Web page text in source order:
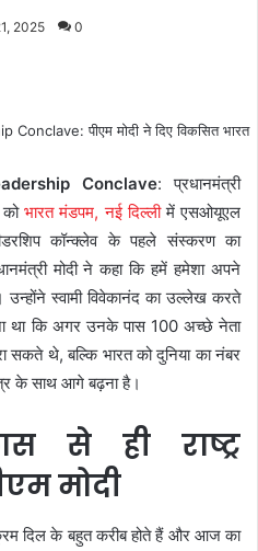
2025 0
Conclave: प्रधानमंत्री
कोभारत मंडपम, नई दिल्लीमें एसओयूएल
कॉन्क्लेव के पहले संस्करण का
मोदी ने कहा कि हमें हमेशा अपने
उन्होंने स्वामी विवेकानंद का उल्लेख करते
था कि अगर उनके पास 100 अच्छे नेता
सकते थे, बल्कि भारत को दुनिया का नंबर
के साथ आगे बढ़ना है।
से ही राष्ट्र
मोदी
दिल के बहुत करीब होते हैं और आज का